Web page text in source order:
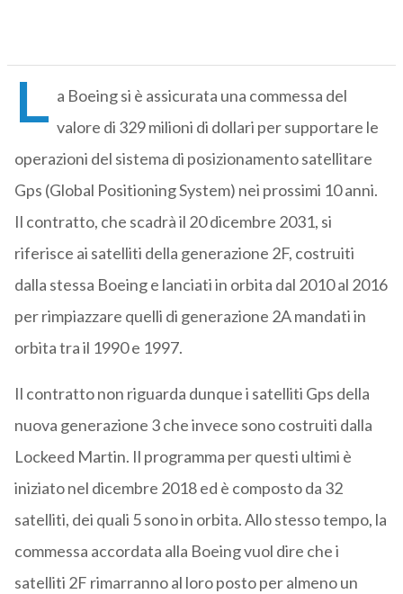
L a Boeing si è assicurata una commessa del
valore di 329 milioni di dollari per supportare le
operazioni del sistema di posizionamento satellitare
Gps (Global Positioning System) nei prossimi 10 anni.
Il contratto, che scadrà il 20 dicembre 2031, si
riferisce ai satelliti della generazione 2F, costruiti
dalla stessa Boeing e lanciati in orbita dal 2010 al 2016
per rimpiazzare quelli di generazione 2A mandati in
orbita tra il 1990 e 1997.
Il contratto non riguarda dunque i satelliti Gps della
nuova generazione 3 che invece sono costruiti dalla
Lockeed Martin. Il programma per questi ultimi è
iniziato nel dicembre 2018 ed è composto da 32
satelliti, dei quali 5 sono in orbita. Allo stesso tempo, la
commessa accordata alla Boeing vuol dire che i
satelliti 2F rimarranno al loro posto per almeno un